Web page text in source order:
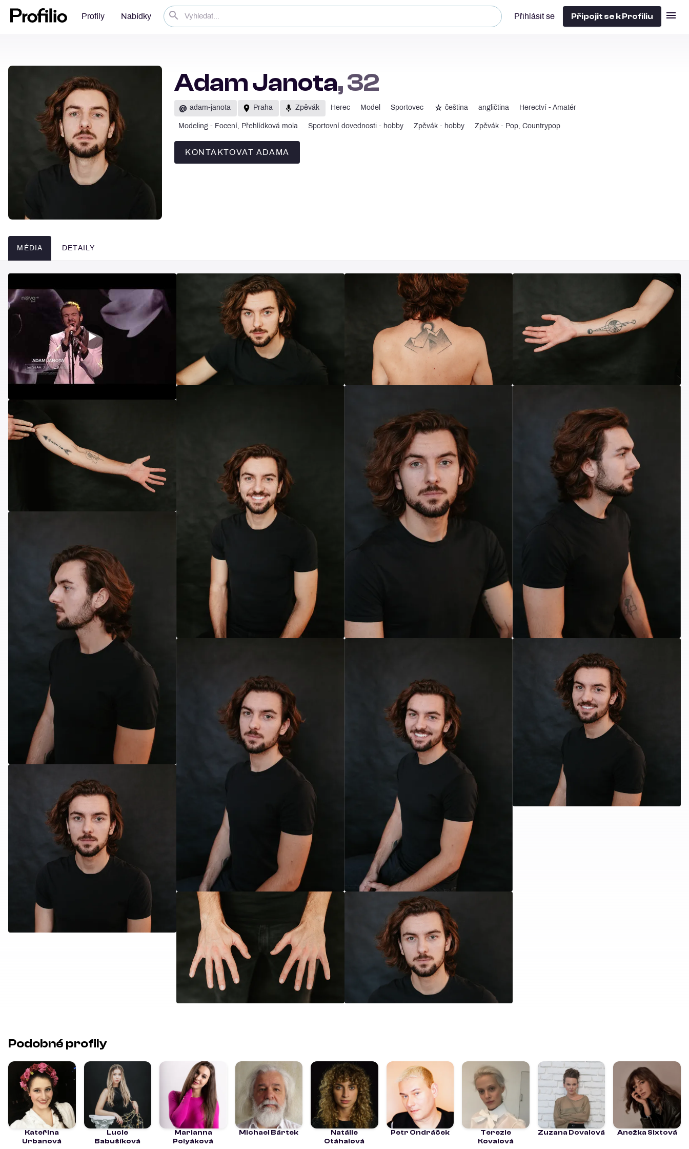
Profily Nabídky Přihlásit se Připojit se k Profiliu
Adam Janota, 32
@ adam-janota Praha Zpěvák Herec Model Sportovec ☆ čeština angličtina Herectví - Amatér
Modeling - Focení, Přehlídková mola Sportovní dovednosti - hobby Zpěvák - hobby Zpěvák - Pop, Countrypop
KONTAKTOVAT ADAMA
MÉDIA DETAILY
Podobné profily
Kateřina
Urbanová
Lucie
Babušíková
Marianna
Polyáková
Michael Bártek
Natálie
Otáhalová
Petr Ondráček
Terezie
Kovalová
Zuzana Dovalová Anežka Sixtová